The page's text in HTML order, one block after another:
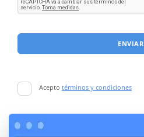
ENVIAR
Acepto términos y condiciones